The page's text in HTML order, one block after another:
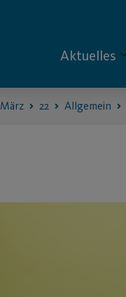
Aktuelles
März 22 Allgemein